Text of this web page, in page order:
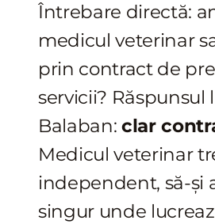
Întrebare directă:
medicul veterinar
prin contract de
servicii? Răspunsul
Balaban: clar
Medicul veterinar
independent, să-și
singur unde